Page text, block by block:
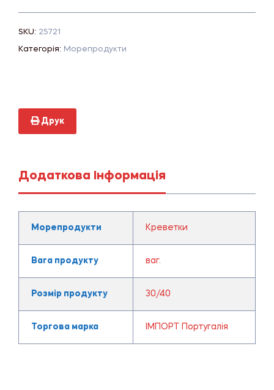
SKU: 25721
Категорія: Морепродукти
Друк
Додаткова Інформація
Морепродукти Креветки
Вага продукту ваг.
Розмір продукту 30/40
Торгова марка ІМПОРТ Португалія